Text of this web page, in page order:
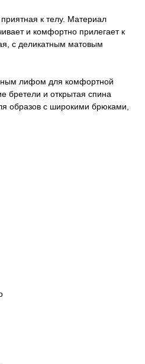
к телу. Материал
и комфортно прилегает к
с деликатным матовым
лифом для комфортной
бретели и открытая спина
образов с широкими брюками,